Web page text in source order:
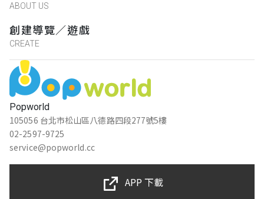
解不了。
2022-08-10 15:38:25 ★★★★★
黃美菁
2022-07-13 15:29:37
Popworld
105056 台北市松山區八德路四段277號5樓
02-2597-9725
service@popworld.cc
ABOUT US
創建導覽／遊戲
CREATE
APP 下載